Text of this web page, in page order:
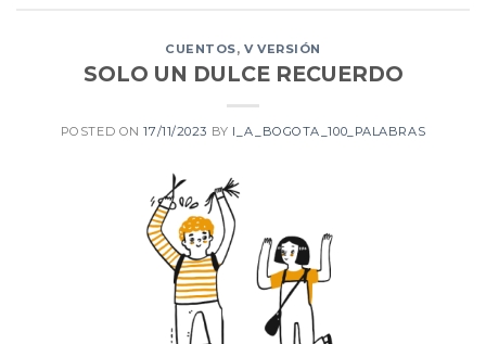
CUENTOS, V VERSIÓN
SOLO UN DULCE RECUERDO
POSTED ON17/11/2023 BY I_A_BOGOTA_100_PALABRAS